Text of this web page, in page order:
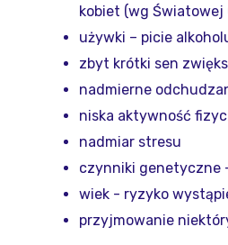
kobiet (wg Światowej
używki – picie
zbyt krótki sen
nadmierne
niska aktywność
nadmiar stresu
czynniki genetyczne
wiek - ryzyko
przyjmowanie